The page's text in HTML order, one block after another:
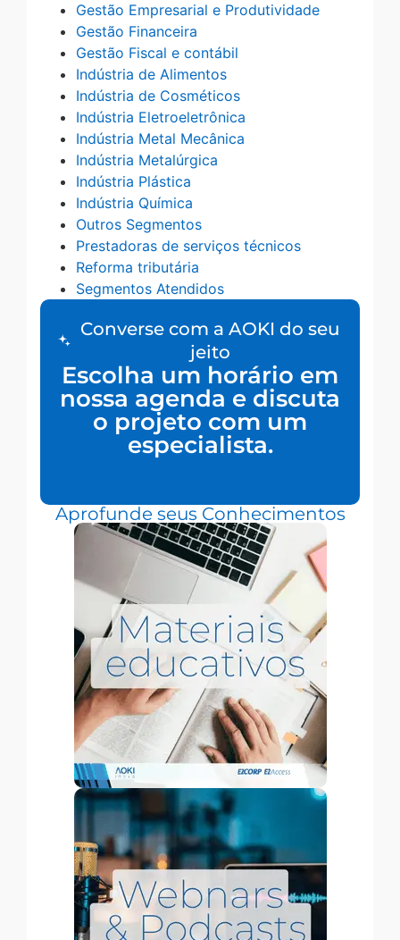
Gestão Empresarial e Produtividade
Gestão Financeira
Gestão Fiscal e contábil
Indústria de Alimentos
Indústria de Cosméticos
Indústria Eletroeletrônica
Indústria Metal Mecânica
Indústria Metalúrgica
Indústria Plástica
Indústria Química
Outros Segmentos
Prestadoras de serviços técnicos
Reforma tributária
Segmentos Atendidos
Converse com a AOKI do seu
jeito
Escolha um horário em
nossa agenda e discuta
o projeto com um
especialista.
Aprofunde seus Conhecimentos